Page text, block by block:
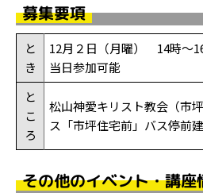
募集要項
と
き
12月２日（月曜） 14時～
当日参加可能
と
こ
ろ
松山神愛キリスト教会（市
ス「市坪住宅前」バス停前
その他のイベント・講